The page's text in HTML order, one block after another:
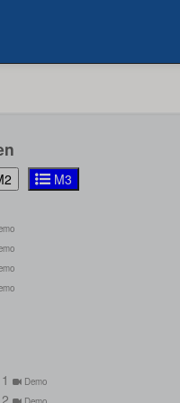
M3
Demo